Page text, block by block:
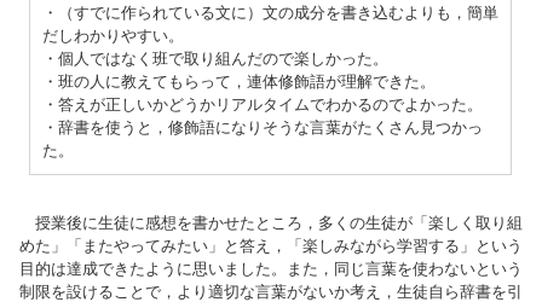
・（すでに作られている文に）文の成分を書き込むよりも，簡単
だしわかりやすい。
・個人ではなく班で取り組んだので楽しかった。
・班の人に教えてもらって，連体修飾語が理解できた。
・答えが正しいかどうかリアルタイムでわかるのでよかった。
・辞書を使うと，修飾語になりそうな言葉がたくさん見つかっ
た。
授業後に生徒に感想を書かせたところ，多くの生徒が「楽しく取り組
めた」「またやってみたい」と答え，「楽しみながら学習する」という
目的は達成できたように思いました。また，同じ言葉を使わないという
制限を設けることで，より適切な言葉がないか考え，生徒自ら辞書を引